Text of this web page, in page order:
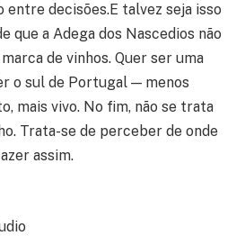
entre decisões.E talvez seja isso
que a Adega dos Nascedios não
de vinhos. Quer ser uma
o sul de Portugal — menos
mais vivo. No fim, não se trata
Trata-se de perceber de onde
assim.